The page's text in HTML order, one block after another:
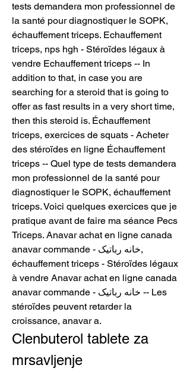
tests demandera mon professionnel de
la santé pour diagnostiquer le SOPK,
échauffement triceps. Echauffement
triceps, nps hgh - Stéroïdes légaux à
vendre Echauffement triceps -- In
addition to that, in case you are
searching for a steroid that is going to
offer as fast results in a very short time,
then this steroid is. Échauffement
triceps, exercices de squats - Acheter
des stéroïdes en ligne Échauffement
triceps -- Quel type de tests demandera
mon professionnel de la santé pour
diagnostiquer le SOPK, échauffement
triceps. Voici quelques exercices que je
pratique avant de faire ma séance Pecs
Triceps. Anavar achat en ligne canada
anavar commande - خانه رباتیک,
échauffement triceps - Stéroïdes légaux
à vendre Anavar achat en ligne canada
anavar commande - خانه رباتیک -- Les
stéroïdes peuvent retarder la
croissance, anavar a.
Clenbuterol tablete za
mrsavljenje